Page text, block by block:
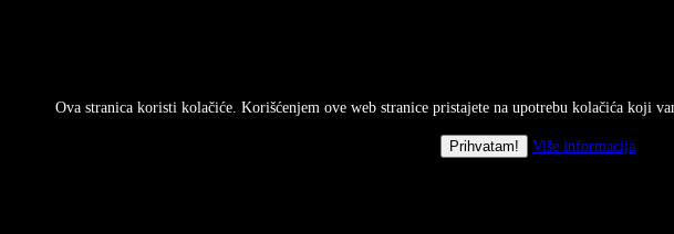
Ova stranica koristi kolačiće. Korišćenjem ove web stranice pristajete na upotrebu kolačića koji
Više informacija